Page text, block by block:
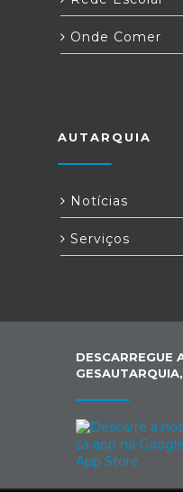
Onde Comer
AUTARQUIA
Notícias
Serviços
DESCARREGUE
GESAUTARQUIA,